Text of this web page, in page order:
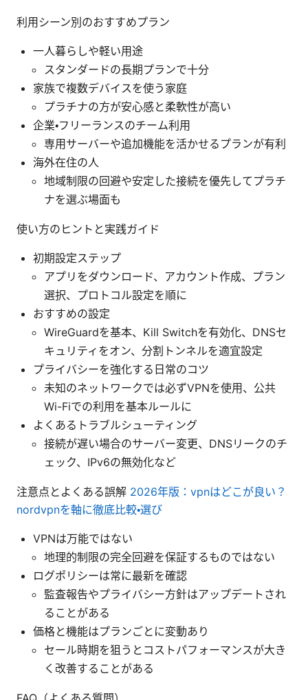
利用シーン別のおすすめプラン
一人暮らしや軽い用途
スタンダードの長期プランで十分
家族で複数デバイスを使う家庭
プラチナの方が安心感と柔軟性が高い
企業・フリーランスのチーム利用
専用サーバーや追加機能を活かせるプランが有利
海外在住の人
地域制限の回避や安定した接続を優先してプラチ
ナを選ぶ場面も
使い方のヒントと実践ガイド
初期設定ステップ
アプリをダウンロード、アカウント作成、プラン
選択、プロトコル設定を順に
おすすめの設定
WireGuardを基本、Kill Switchを有効化、DNSセ
キュリティをオン、分割トンネルを適宜設定
プライバシーを強化する日常のコツ
未知のネットワークでは必ずVPNを使用、公共
Wi-Fiでの利用を基本ルールに
よくあるトラブルシューティング
接続が遅い場合のサーバー変更、DNSリークのチ
ェック、IPv6の無効化など
注意点とよくある誤解 2026年版：vpnはどこが良い？
nordvpnを軸に徹底比較・選び
VPNは万能ではない
地理的制限の完全回避を保証するものではない
ログポリシーは常に最新を確認
監査報告やプライバシー方針はアップデートされ
ることがある
価格と機能はプランごとに変動あり
セール時期を狙うとコストパフォーマンスが大き
く改善することがある